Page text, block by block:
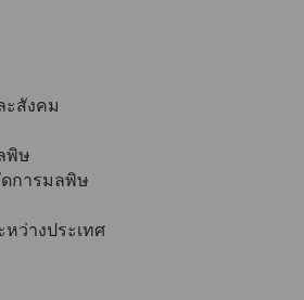
ะสังคม
พิษ
ดการมลพิษ
ว่างประเทศ